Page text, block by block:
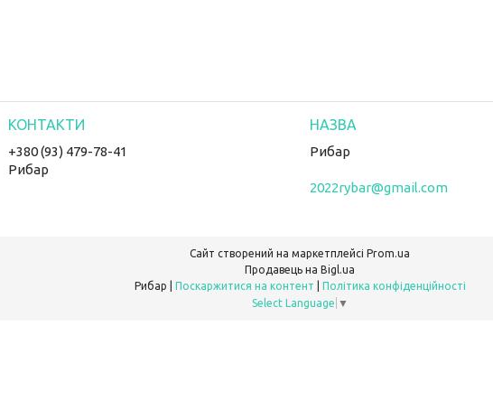
+380 (93) 479-78-41
Рибар
Рибар
2022rybar@gmail.com
Сайт створений на маркетплейсі Prom.ua
Продавець на Bigl.ua
Поскаржитися на контент
Політика конфіденційності
Select Language ▼